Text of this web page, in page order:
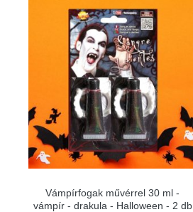
Vámpírfogak művérrel 30 ml -
vámpír - drakula - Halloween - 2 db